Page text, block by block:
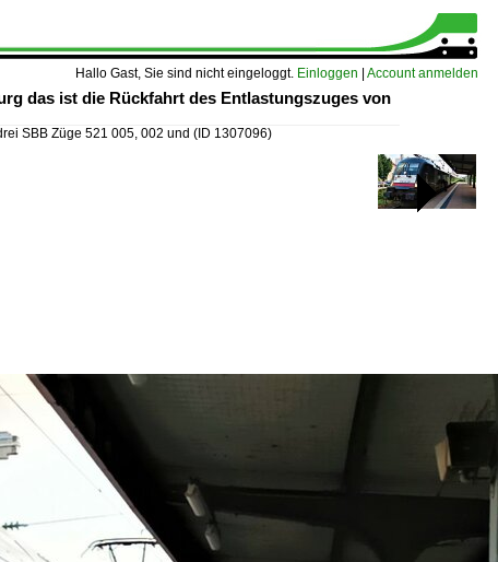
Hallo Gast, Sie sind nicht eingeloggt. Einloggen Account anmelden
das ist die Rückfahrt des Entlastungszuges von
SBB Züge 521 005, 002 und (ID 1307096)